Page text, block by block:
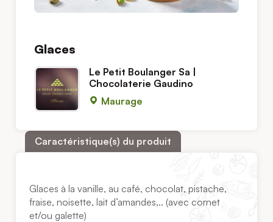
Glaces
Le Petit Boulanger Sa |
Chocolaterie Gaudino
Maurage
Caractéristique(s) du produit
Glaces à la vanille, au café, chocolat, pistache,
fraise, noisette, lait d’amandes,.. (avec cornet
et/ou galette)